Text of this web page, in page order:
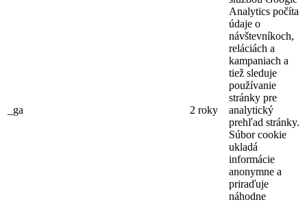
_ga 2 roky
Analytics počíta
údaje o
návštevníkoch,
reláciách a
kampaniach a
tiež sleduje
používanie
stránky pre
analytický
prehľad stránky.
Súbor cookie
ukladá
informácie
anonymne a
priraďuje
náhodne